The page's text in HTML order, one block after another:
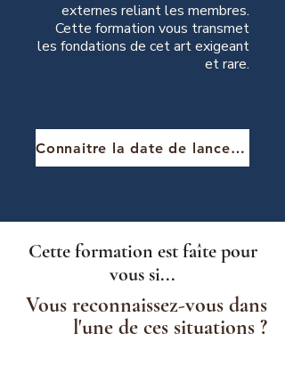
externes reliant les membres.
Cette formation vous transmet
les fondations de cet art exigeant
et rare.
Connaitre la date de lancement
Cette formation est faîte pour
vous si...
Vous reconnaissez-vous dans
l'une de ces situations ?